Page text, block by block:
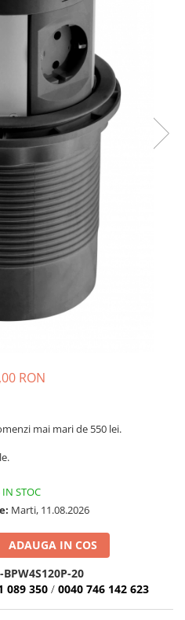
RON
mai mari de 550 lei.
IN STOC
Marti, 11.08.2026
ADAUGA IN COS
BPW4S120P-20
089 350 / 0040 746 142 623